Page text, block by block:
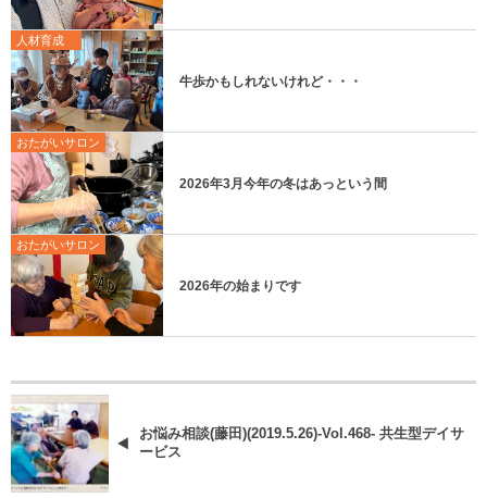
人材育成
牛歩かもしれないけれど・・・
おたがいサロン
2026年3月今年の冬はあっという間
おたがいサロン
2026年の始まりです
お悩み相談(藤田)(2019.5.26)-Vol.468- 共生型デイサ
ービス